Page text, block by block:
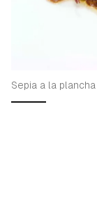
Sepia a la